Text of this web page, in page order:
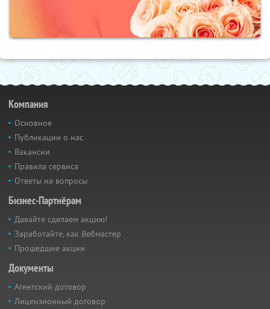
Компания
Основное
Публикации о нас
Вакансии
Правила сервиса
Ответы на вопросы
Бизнес-Партнёрам
Давайте сделаем акцию!
Заработайте, как Вебмастер
Прошедшие акции
Документы
Агентский договор
Лицензионный договор